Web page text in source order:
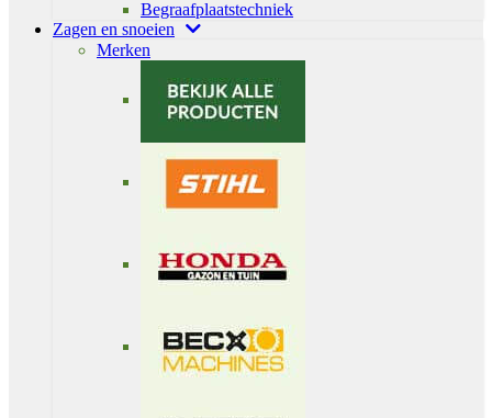
Begraafplaatstechniek
Zagen en snoeien
Merken